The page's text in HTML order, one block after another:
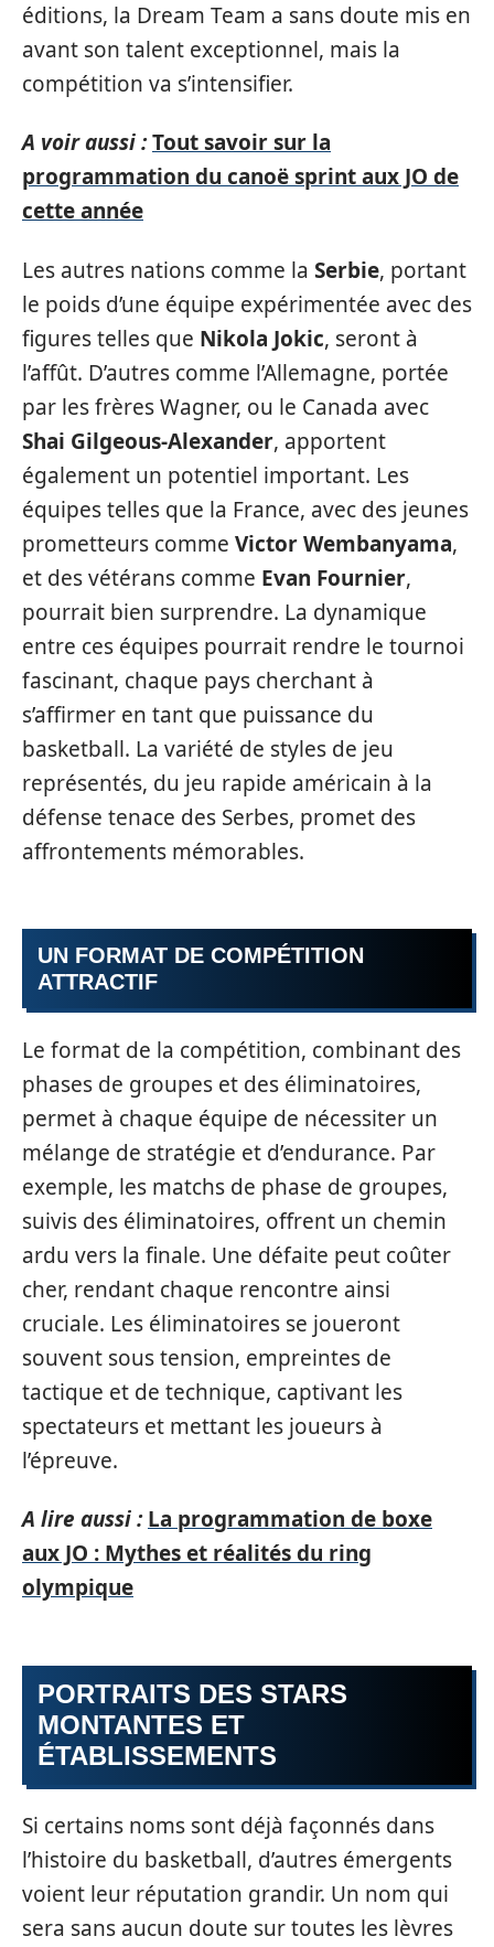
éditions, la Dream Team a sans doute mis en
avant son talent exceptionnel, mais la
compétition va s’intensifier.
A voir aussi :Tout savoir sur la
programmation du canoë sprint aux JO de
cette année
Les autres nations comme la Serbie, portant
le poids d’une équipe expérimentée avec des
figures telles que Nikola Jokic, seront à
l’affût. D’autres comme l’Allemagne, portée
par les frères Wagner, ou le Canada avec
Shai Gilgeous-Alexander, apportent
également un potentiel important. Les
équipes telles que la France, avec des jeunes
prometteurs comme Victor Wembanyama,
et des vétérans comme Evan Fournier,
pourrait bien surprendre. La dynamique
entre ces équipes pourrait rendre le tournoi
fascinant, chaque pays cherchant à
s’affirmer en tant que puissance du
basketball. La variété de styles de jeu
représentés, du jeu rapide américain à la
défense tenace des Serbes, promet des
affrontements mémorables.
UN FORMAT DE COMPÉTITION
ATTRACTIF
Le format de la compétition, combinant des
phases de groupes et des éliminatoires,
permet à chaque équipe de nécessiter un
mélange de stratégie et d’endurance. Par
exemple, les matchs de phase de groupes,
suivis des éliminatoires, offrent un chemin
ardu vers la finale. Une défaite peut coûter
cher, rendant chaque rencontre ainsi
cruciale. Les éliminatoires se joueront
souvent sous tension, empreintes de
tactique et de technique, captivant les
spectateurs et mettant les joueurs à
l’épreuve.
A lire aussi : La programmation de boxe
aux JO : Mythes et réalités du ring
olympique
PORTRAITS DES STARS
MONTANTES ET
ÉTABLISSEMENTS
Si certains noms sont déjà façonnés dans
l’histoire du basketball, d’autres émergents
voient leur réputation grandir. Un nom qui
sera sans aucun doute sur toutes les lèvres